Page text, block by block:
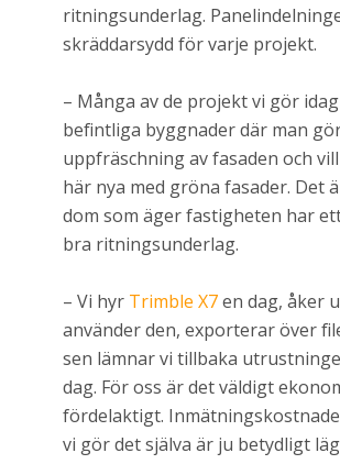
ritningsunderlag.
skräddarsydd för varje projekt.
– Många av de projekt vi gör
befintliga byggnader där man
uppfräschning av fasaden och
här nya med gröna fasader. Det
dom som äger fastigheten har
bra ritningsunderlag.
– Vi hyr Trimble X7en dag, åker
använder den, exporterar över
sen lämnar vi tillbaka
dag. För oss är det väldigt
fördelaktigt.
vi gör det själva är ju betydligt